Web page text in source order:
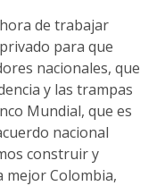
de trabajar
para que
nacionales, que
y las trampas
Mundial, que es
nacional
construir y
mejor Colombia,